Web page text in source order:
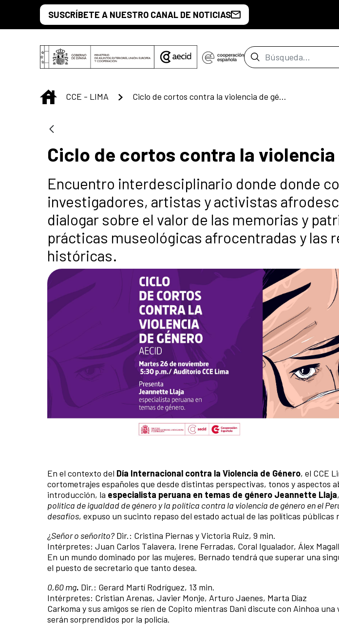
Saltar al contenido principal
SUSCRÍBETE A NUESTRO CANAL DE NOTICIAS
Barra de
INICIO
CCE - LIMA Ciclo de cortos contra la violencia de género
Ciclo de cortos contra la violencia
Encuentro interdesciplinario donde donde
investigadores, artistas y activistas
dialogar sobre el valor de las memorias y
prácticas museológicas afrocentradas y las
históricas.
En el contexto del Día Internacional contra la Violencia de Género, el CCE
cortometrajes españoles que desde distintas perspectivas, tonos y aspectos
introducción, la especialista peruana en temas de género Jeannette Llaja
política de igualdad de género y la política contra la violencia de género en el
desafíos, expuso un sucinto repaso del estado actual de las políticas públicas
¿Señor o señorito?Dir.: Cristina Piernas y Victoria Ruiz, 9 min.
Intérpretes: Juan Carlos Talavera, Irene Ferradas, Coral Igualador, Álex
En un mundo dominado por las mujeres, Bernado tendrá que superar una
el puesto de secretario que tanto desea.
0,60 mg. Dir.: Gerard Martí Rodríguez, 13 min.
Intérpretes: Cristian Arenas, Javier Monje, Arturo Jaenes, Marta Díaz
Carkoma y sus amigos se ríen de Copito mientras Dani discute con Ainhoa una
serán sorprendidos por la policía.